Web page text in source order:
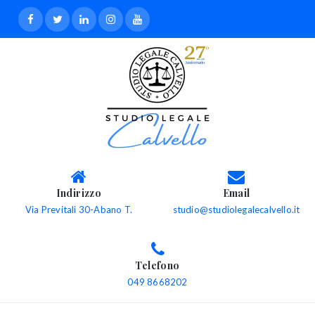
Indirizzo
Via Previtali 30-Abano T.
Email
studio@studiolegalecalvello.it
Telefono
049 8668202